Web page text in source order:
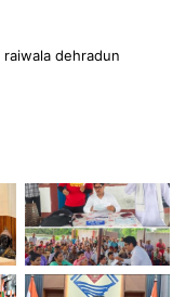
dehradun